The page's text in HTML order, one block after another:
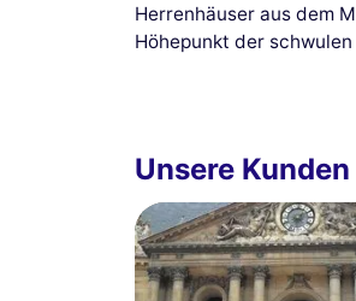
Herrenhäuser aus dem
Höhepunkt der
Unsere